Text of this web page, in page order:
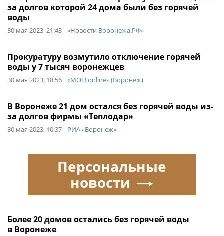
за долгов которой 24 дома были без горячей
воды
30 мая 2023, 21:43 «Новости Воронежа.РФ»
Прокуратуру возмутило отключение горячей
воды у 7 тысяч воронежцев
30 мая 2023, 18:56 «МОЁ! online» (Воронеж)
В Воронеже 21 дом остался без горячей воды из-
за долгов фирмы «Теплодар»
30 мая 2023, 10:37 РИА «Воронеж»
Более 20 домов остались без горячей воды
в Воронеже
Персональные
новости